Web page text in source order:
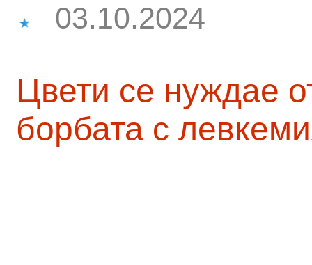
03.10.2024
Цвети се нуждае
борбата с